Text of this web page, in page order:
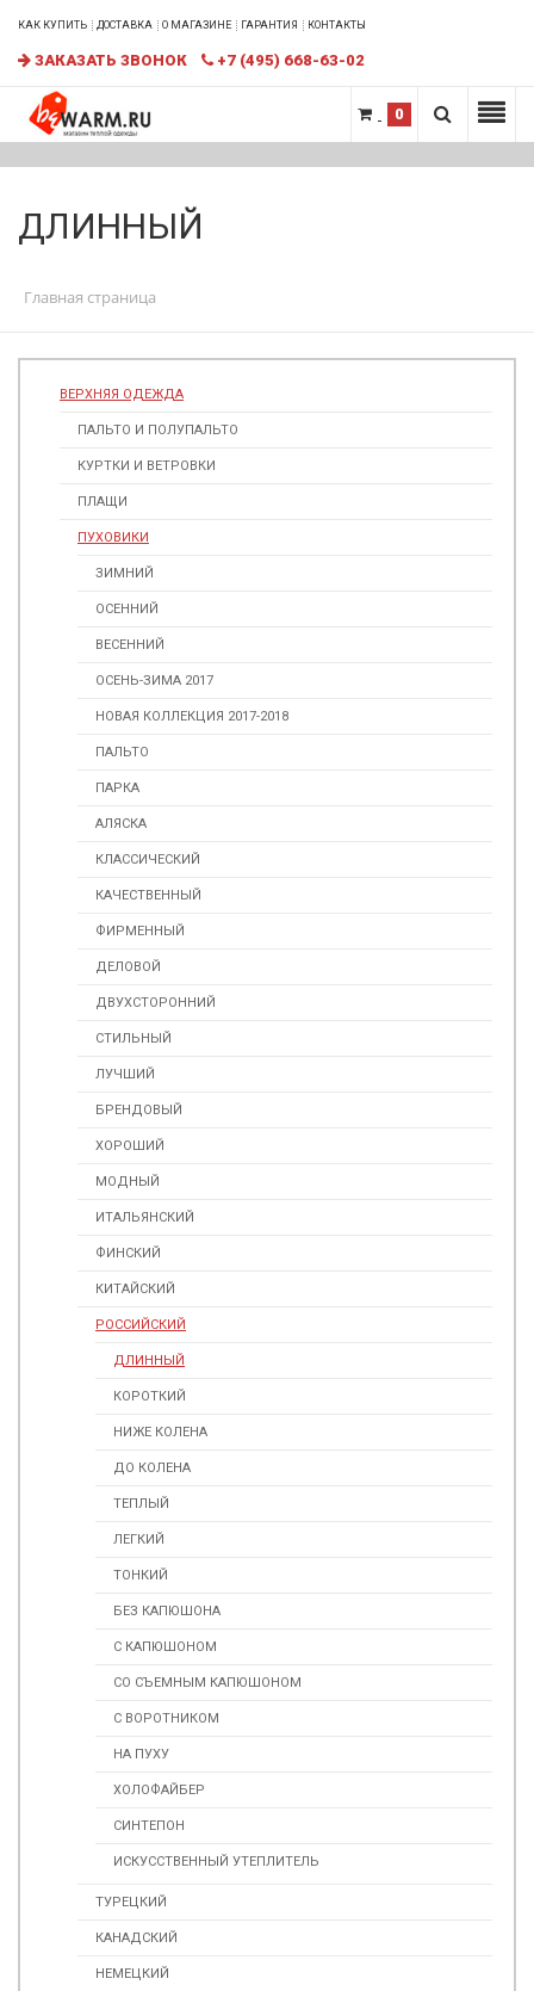
КАК КУПИТЬ ДОСТАВКА О МАГАЗИНЕ ГАРАНТИЯ КОНТАКТЫ
ЗАКАЗАТЬ ЗВОНОК +7 (495) 668-63-02
0
ДЛИННЫЙ
Главная страница
ВЕРХНЯЯ ОДЕЖДА
ПАЛЬТО И ПОЛУПАЛЬТО
КУРТКИ И ВЕТРОВКИ
ПЛАЩИ
ПУХОВИКИ
ЗИМНИЙ
ОСЕННИЙ
ВЕСЕННИЙ
ОСЕНЬ-ЗИМА 2017
НОВАЯ КОЛЛЕКЦИЯ 2017-2018
ПАЛЬТО
ПАРКА
АЛЯСКА
КЛАССИЧЕСКИЙ
КАЧЕСТВЕННЫЙ
ФИРМЕННЫЙ
ДЕЛОВОЙ
ДВУХСТОРОННИЙ
СТИЛЬНЫЙ
ЛУЧШИЙ
БРЕНДОВЫЙ
ХОРОШИЙ
МОДНЫЙ
ИТАЛЬЯНСКИЙ
ФИНСКИЙ
КИТАЙСКИЙ
РОССИЙСКИЙ
ДЛИННЫЙ
КОРОТКИЙ
НИЖЕ КОЛЕНА
ДО КОЛЕНА
ТЕПЛЫЙ
ЛЕГКИЙ
ТОНКИЙ
БЕЗ КАПЮШОНА
С КАПЮШОНОМ
СО СЪЕМНЫМ КАПЮШОНОМ
С ВОРОТНИКОМ
НА ПУХУ
ХОЛОФАЙБЕР
СИНТЕПОН
ИСКУССТВЕННЫЙ УТЕПЛИТЕЛЬ
ТУРЕЦКИЙ
КАНАДСКИЙ
НЕМЕЦКИЙ